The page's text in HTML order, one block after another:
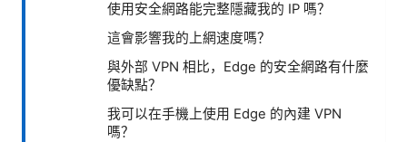
使用安全網路能完整隱藏我的 IP 嗎？
這會影響我的上網速度嗎？
與外部 VPN 相比，Edge 的安全網路有什麼
優缺點？
我可以在手機上使用 Edge 的內建 VPN
嗎？